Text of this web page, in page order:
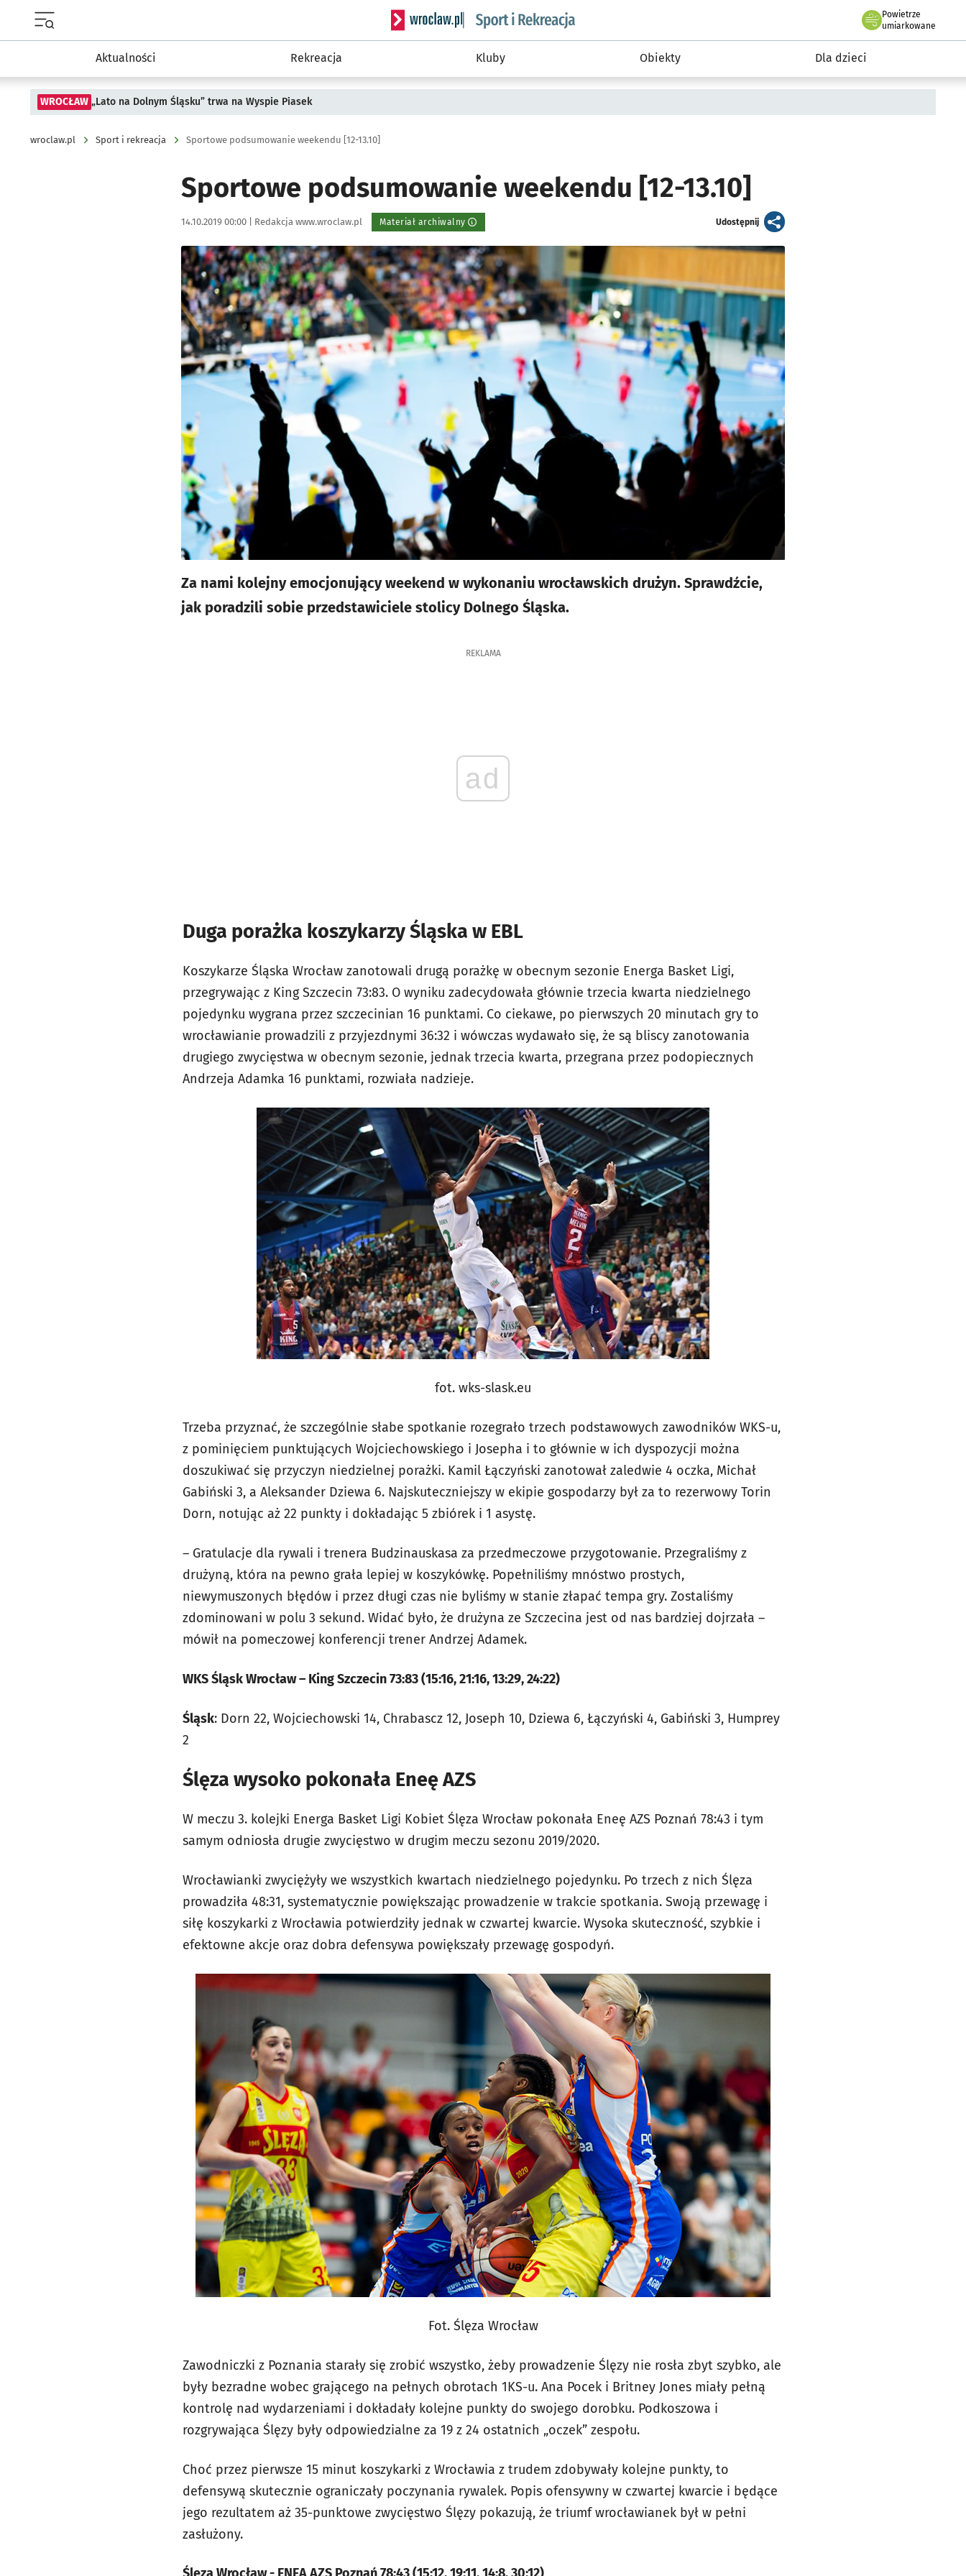
Serwis informacyjny wroclaw.pl podserwis: Sport i rekreacja
Powietrze
we Wrocławiu
umiarkowane
Aktualności Rekreacja Kluby Obiekty Dla dzieci
WROCŁAW „Lato na Dolnym Śląsku” trwa na Wyspie Piasek
wroclaw.pl Sport i rekreacja Sportowe podsumowanie weekendu [12-13.10]
Sportowe podsumowanie weekendu [12-13.10]
Data publikacji:
14.10.2019 00:00 | Autor:
Redakcja www.wroclaw.pl Materiał archiwalny Udostępnijartykuł
Kliknij, aby powiększyć
Za nami kolejny emocjonujący weekend w wykonaniu wrocławskich drużyn. Sprawdźcie,
jak poradzili sobie przedstawiciele stolicy Dolnego Śląska.
REKLAMA
ad
Duga porażka koszykarzy Śląska w EBL
Koszykarze Śląska Wrocław zanotowali drugą porażkę w obecnym sezonie Energa Basket Ligi,
przegrywając z King Szczecin 73:83. O wyniku zadecydowała głównie trzecia kwarta niedzielnego
pojedynku wygrana przez szczecinian 16 punktami. Co ciekawe, po pierwszych 20 minutach gry to
wrocławianie prowadzili z przyjezdnymi 36:32 i wówczas wydawało się, że są bliscy zanotowania
drugiego zwycięstwa w obecnym sezonie, jednak trzecia kwarta, przegrana przez podopiecznych
Andrzeja Adamka 16 punktami, rozwiała nadzieje.
fot. wks-slask.eu
Trzeba przyznać, że szczególnie słabe spotkanie rozegrało trzech podstawowych zawodników WKS-u,
z pominięciem punktujących Wojciechowskiego i Josepha i to głównie w ich dyspozycji można
doszukiwać się przyczyn niedzielnej porażki. Kamil Łączyński zanotował zaledwie 4 oczka, Michał
Gabiński 3, a Aleksander Dziewa 6. Najskuteczniejszy w ekipie gospodarzy był za to rezerwowy Torin
Dorn, notując aż 22 punkty i dokładając 5 zbiórek i 1 asystę.
– Gratulacje dla rywali i trenera Budzinauskasa za przedmeczowe przygotowanie. Przegraliśmy z
drużyną, która na pewno grała lepiej w koszykówkę. Popełniliśmy mnóstwo prostych,
niewymuszonych błędów i przez długi czas nie byliśmy w stanie złapać tempa gry. Zostaliśmy
zdominowani w polu 3 sekund. Widać było, że drużyna ze Szczecina jest od nas bardziej dojrzała –
mówił na pomeczowej konferencji trener Andrzej Adamek.
WKS Śląsk Wrocław – King Szczecin 73:83 (15:16, 21:16, 13:29, 24:22)
Śląsk: Dorn 22, Wojciechowski 14, Chrabascz 12, Joseph 10, Dziewa 6, Łączyński 4, Gabiński 3, Humprey
2
Ślęza wysoko pokonała Eneę AZS
W meczu 3. kolejki Energa Basket Ligi Kobiet Ślęza Wrocław pokonała Eneę AZS Poznań 78:43 i tym
samym odniosła drugie zwycięstwo w drugim meczu sezonu 2019/2020.
Wrocławianki zwyciężyły we wszystkich kwartach niedzielnego pojedynku. Po trzech z nich Ślęza
prowadziła 48:31, systematycznie powiększając prowadzenie w trakcie spotkania. Swoją przewagę i
siłę koszykarki z Wrocławia potwierdziły jednak w czwartej kwarcie. Wysoka skuteczność, szybkie i
efektowne akcje oraz dobra defensywa powiększały przewagę gospodyń.
Fot. Ślęza Wrocław
Zawodniczki z Poznania starały się zrobić wszystko, żeby prowadzenie Ślęzy nie rosła zbyt szybko, ale
były bezradne wobec grającego na pełnych obrotach 1KS-u. Ana Pocek i Britney Jones miały pełną
kontrolę nad wydarzeniami i dokładały kolejne punkty do swojego dorobku. Podkoszowa i
rozgrywająca Ślęzy były odpowiedzialne za 19 z 24 ostatnich „oczek” zespołu.
Choć przez pierwsze 15 minut koszykarki z Wrocławia z trudem zdobywały kolejne punkty, to
defensywą skutecznie ograniczały poczynania rywalek. Popis ofensywny w czwartej kwarcie i będące
jego rezultatem aż 35-punktowe zwycięstwo Ślęzy pokazują, że triumf wrocławianek był w pełni
zasłużony.